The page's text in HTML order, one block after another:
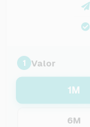
1 Valor
1M
6M